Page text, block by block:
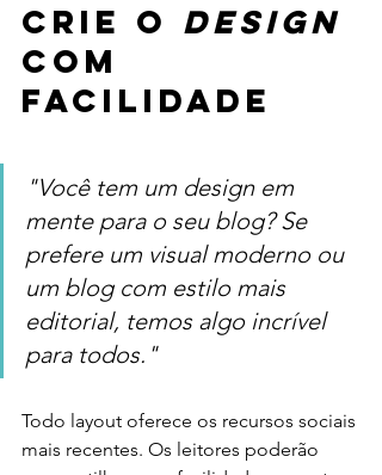
Crie o design
com
facilidade
"Você tem um design em
mente para o seu blog? Se
prefere um visual moderno ou
um blog com estilo mais
editorial, temos algo incrível
para todos."
Todo layout oferece os recursos sociais
mais recentes. Os leitores poderão